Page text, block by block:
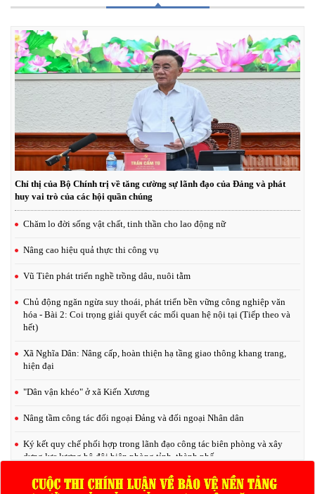
Thổ Hoàng - Vùng đất tiếp nối mạch nguồn hiếu học của dòng họ Lê
Quý
Chỉ thị của Bộ Chính trị về tăng cường sự lãnh đạo của Đảng và phát
huy vai trò của các hội quần chúng
Chăm lo đời sống vật chất, tinh thần cho lao động nữ
Nâng cao hiệu quả thực thi công vụ
Vũ Tiên phát triển nghề trồng dâu, nuôi tằm
Chủ động ngăn ngừa suy thoái, phát triển bền vững công nghiệp văn
hóa - Bài 2: Coi trọng giải quyết các mối quan hệ nội tại (Tiếp theo và
hết)
Xã Nghĩa Dân: Nâng cấp, hoàn thiện hạ tầng giao thông khang trang,
hiện đại
"Dân vận khéo" ở xã Kiến Xương
Nâng tầm công tác đối ngoại Đảng và đối ngoại Nhân dân
Ký kết quy chế phối hợp trong lãnh đạo công tác biên phòng và xây
dựng lực lượng bộ đội biên phòng tỉnh, thành phố
Bàn giải pháp đẩy nhanh tiến độ khám sức khỏe định kỳ cho người dân